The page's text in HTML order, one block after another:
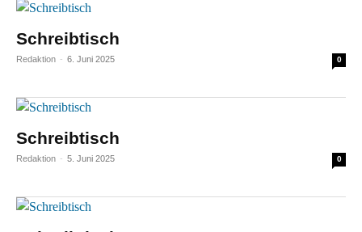
Schreibtisch
Redaktion - 6. Juni 2025 0
Schreibtisch
Redaktion - 5. Juni 2025 0